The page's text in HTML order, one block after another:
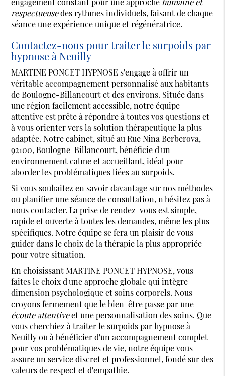
respectueusedes rythmes individuels, faisant de chaque
séance une expérience unique et régénératrice.
Contactez-nous pour traiter le surpoids par
hypnose à Neuilly
MARTINE PONCET HYPNOSE s'engage à offrir un
véritable accompagnement personnalisé aux habitants
de Boulogne-Billancourt et des environs. Située dans
une région facilement accessible, notre équipe
attentive est prête à répondre à toutes vos questions et
à vous orienter vers la solution thérapeutique la plus
adaptée. Notre cabinet, situé au Rue Nina Berberova,
92100, Boulogne-Billancourt, bénéficie d'un
environnement calme et accueillant, idéal pour
aborder les problématiques liées au surpoids.
Si vous souhaitez en savoir davantage sur nos méthodes
ou planifier une séance de consultation, n'hésitez pas à
nous contacter. La prise de rendez-vous est simple,
rapide et ouverte à toutes les demandes, même les plus
spécifiques. Notre équipe se fera un plaisir de vous
guider dans le choix de la thérapie la plus appropriée
pour votre situation.
En choisissant MARTINE PONCET HYPNOSE, vous
faites le choix d'une approche globale qui intègre
dimension psychologique et soins corporels. Nous
croyons fermement que le bien-être passe par une
écoute attentiveet une personnalisation des soins. Que
vous cherchiez à traiter le surpoids par hypnose à
Neuilly ou à bénéficier d'un accompagnement complet
pour vos problématiques de vie, notre équipe vous
assure un service discret et professionnel, fondé sur des
valeurs de respect et d'empathie.